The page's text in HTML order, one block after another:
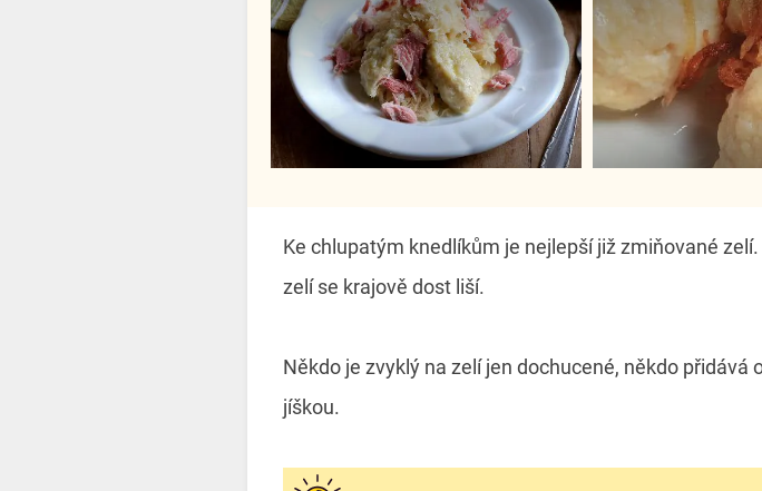
Ke chlupatým knedlíkům je nejlepší již zmiňované
zelí se krajově dost liší.
Někdo je zvyklý na zelí jen dochucené, někdo
jíškou.